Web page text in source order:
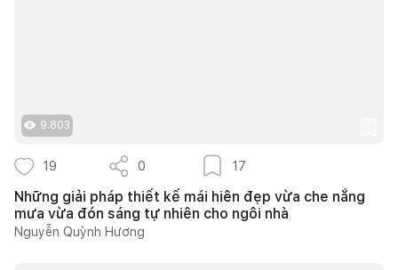
9.803
19 0 17
Những giải pháp thiết kế mái hiên đẹp vừa che nắng
mưa vừa đón sáng tự nhiên cho ngôi nhà
Nguyễn Quỳnh Hương